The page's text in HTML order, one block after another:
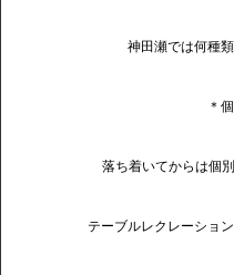
神田瀬では何種
＊
落ち着いてからは個
テーブルレクレーショ